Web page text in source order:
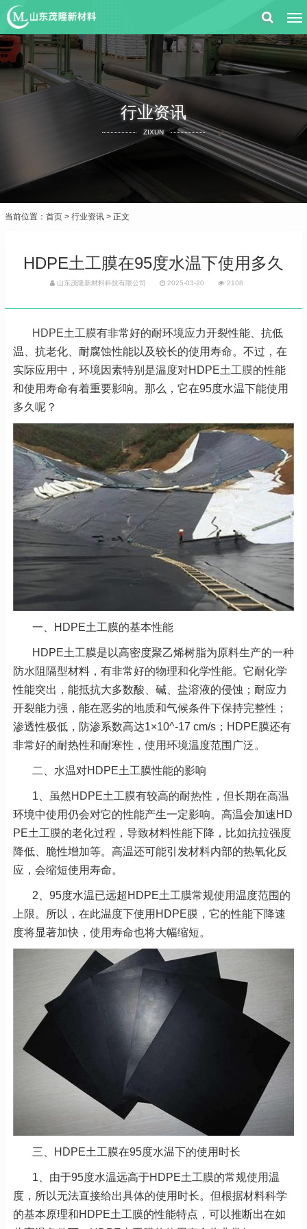
行业资讯
ZIXUN
当前位置： 首页 > 行业资讯 > 正文
HDPE土工膜在95度水温下使用多久
山东茂隆新材料科技有限公司 2025-03-20 2108
HDPE土工膜有非常好的耐环境应力开裂性能、抗低
温、抗老化、耐腐蚀性能以及较长的使用寿命。不过，在
实际应用中，环境因素特别是温度对HDPE土工膜的性能
和使用寿命有着重要影响。那么，它在95度水温下能使用
多久呢？
一、HDPE土工膜的基本性能
HDPE土工膜是以高密度聚乙烯树脂为原料生产的一种
防水阻隔型材料，有非常好的物理和化学性能。它耐化学
性能突出，能抵抗大多数酸、碱、盐溶液的侵蚀；耐应力
开裂能力强，能在恶劣的地质和气候条件下保持完整性；
渗透性极低，防渗系数高达1×10^-17 cm/s；HDPE膜还有
非常好的耐热性和耐寒性，使用环境温度范围广泛。
二、水温对HDPE土工膜性能的影响
1、虽然HDPE土工膜有较高的耐热性，但长期在高温
环境中使用仍会对它的性能产生一定影响。高温会加速HD
PE土工膜的老化过程，导致材料性能下降，比如抗拉强度
降低、脆性增加等。高温还可能引发材料内部的热氧化反
应，会缩短使用寿命。
2、95度水温已远超HDPE土工膜常规使用温度范围的
上限。所以，在此温度下使用HDPE膜，它的性能下降速
度将显著加快，使用寿命也将大幅缩短。
三、HDPE土工膜在95度水温下的使用时长
1、由于95度水温远高于HDPE土工膜的常规使用温
度，所以无法直接给出具体的使用时长。但根据材料科学
的基本原理和HDPE土工膜的性能特点，可以推断出在如